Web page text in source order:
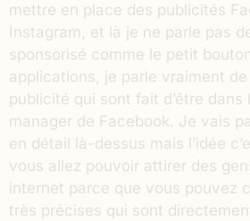
mettre en place des publicités
Instagram, et là je ne parle pas
sponsorisé comme le petit
applications, je parle vraiment
publicité qui sont fait d’être dans
manager de Facebook. Je vais
en détail là-dessus mais l’idée
vous allez pouvoir attirer des
internet parce que vous pouvez
très précises qui sont